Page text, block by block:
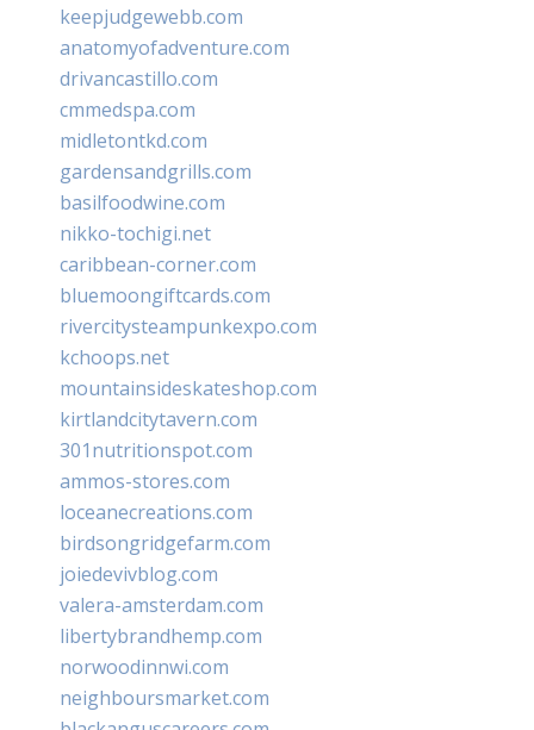
keepjudgewebb.com
anatomyofadventure.com
drivancastillo.com
cmmedspa.com
midletontkd.com
gardensandgrills.com
basilfoodwine.com
nikko-tochigi.net
caribbean-corner.com
bluemoongiftcards.com
rivercitysteampunkexpo.com
kchoops.net
mountainsideskateshop.com
kirtlandcitytavern.com
301nutritionspot.com
ammos-stores.com
loceanecreations.com
birdsongridgefarm.com
joiedevivblog.com
valera-amsterdam.com
libertybrandhemp.com
norwoodinnwi.com
neighboursmarket.com